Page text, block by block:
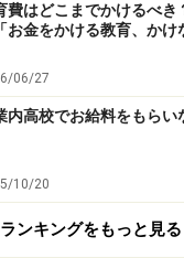
費はどこまでかけるべき
お金をかける教育、かけ
06/27
内高校でお給料をもらい
10/20
ランキングをもっと見る